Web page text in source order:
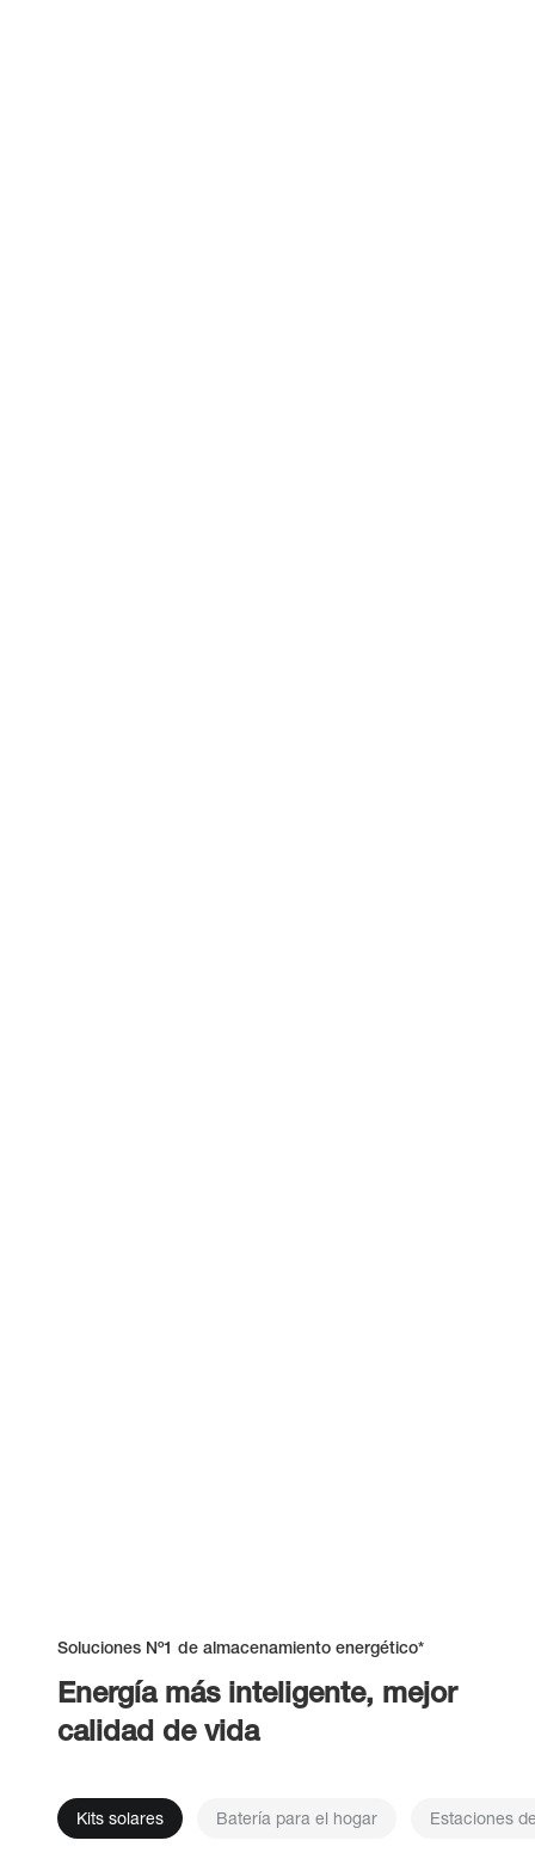
Soluciones Nº1 de almacenamiento energético*
Energía más inteligente, mejor
calidad de vida
Kits solares Batería para el hogar Estaciones